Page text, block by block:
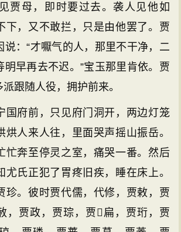
贾母，即时要过去。袭人见他如
下，又不敢拦，只是由他罢了。贾
说：“才嚈气的人，那里不干净，二
明早再去不迟。”宝玉那里肯依。贾
跟随人役，拥护前来。
府前，只见府门洞开，两边灯笼
烘人来人往，里面哭声摇山振岳。
忙奔至停灵之室，痛哭一番。然后
尤氏正犯了胃疼旧疾，睡在床上。
珍。彼时贾代儒，代修，贾敕，贾
，贾政，贾琮，贾扁，贾珩，贾